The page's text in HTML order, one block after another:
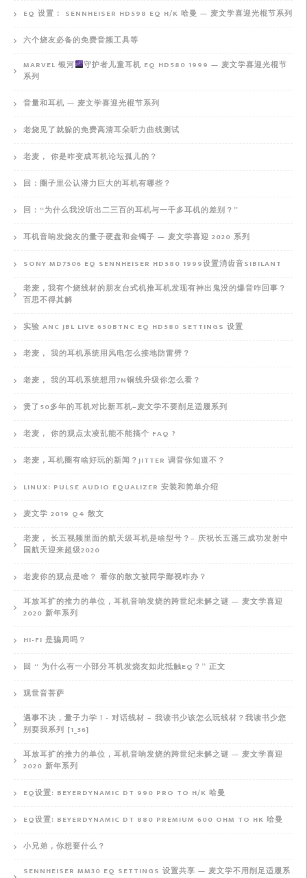
EQ 设置： SENNHEISER HD598 EQ H/K 哈曼 — 麦文学喜迎光棍节系列
六个烧友必备的免费音频工具等
MARVEL 银河
守护者儿童耳机 EQ HD580 1999 — 麦文学喜迎光棍节
系列
音量和耳机 — 麦文学喜迎光棍节系列
老烧见了就躲的免费高清耳朵听力曲线测试
老麦， 你是咋变成耳机论坛孤儿的？
回：圈子里公认潜力巨大的耳机有哪些？
回：“为什么我没听出二三百的耳机与一千多耳机的差别？”
耳机音响发烧友的量子硬盘和金镯子 — 麦文学喜迎 2020 系列
SONY MD7506 EQ SENNHEISER HD580 1999设置消齿音SIBILANT
老麦，我有个烧线材的朋友台式机推耳机发现有神出鬼没的爆音咋回事？
百思不得其解
实验 ANC JBL LIVE 650BTNC EQ HD580 SETTINGS 设置
老麦， 我的耳机系统用风电怎么接地防雷劈？
老麦， 我的耳机系统想用7N铜线升级你怎么看？
煲了50多年的耳机对比新耳机–麦文学不要削足适履系列
老麦， 你的观点太凌乱能不能搞个 FAQ ?
老麦，耳机圈有啥好玩的新闻？JITTER 调音你知道不？
LINUX: PULSE AUDIO EQUALIZER 安装和简单介绍
麦文学 2019 Q4 散文
老麦， 长五视频里面的航天级耳机是啥型号？– 庆祝长五遥三成功发射中
国航天迎来超级2020
老麦你的观点是啥？ 看你的散文被同学鄙视咋办？
耳放耳扩的推力的单位，耳机音响发烧的跨世纪未解之谜 — 麦文学喜迎
2020 新年系列
HI-FI 是骗局吗？
回 “ 为什么有一小部分耳机发烧友如此抵触EQ？” 正文
观世音菩萨
遇事不决，量子力学！- 对话线材 – 我读书少该怎么玩线材？我读书少您
别耍我系列 [1_36]
耳放耳扩的推力的单位，耳机音响发烧的跨世纪未解之谜 — 麦文学喜迎
2020 新年系列
EQ设置: BEYERDYNAMIC DT 990 PRO TO H/K 哈曼
EQ设置: BEYERDYNAMIC DT 880 PREMIUM 600 OHM TO HK 哈曼
小兄弟，你想要什么？
SENNHEISER MM30 EQ SETTINGS 设置共享 — 麦文学不用削足适履系